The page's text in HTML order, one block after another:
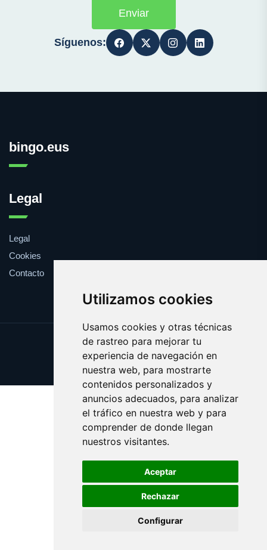
Utilizamos cookies
Usamos cookies y otras técnicas
de rastreo para mejorar tu
experiencia de navegación en
nuestra web, para mostrarte
contenidos personalizados y
anuncios adecuados, para analizar
el tráfico en nuestra web y para
comprender de donde llegan
nuestros visitantes.
Aceptar
Rechazar
Configurar
Enviar
Síguenos:
bingo.eus
Legal
Legal
Cookies
Contacto
Update cookies preferences
Copyright © 2025 bingo.eus